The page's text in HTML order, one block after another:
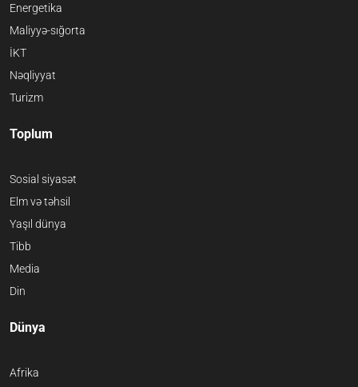
Energetika
Maliyyə-sığorta
İKT
Nəqliyyat
Turizm
Toplum
Sosial siyasət
Elm və təhsil
Yaşıl dünya
Tibb
Media
Din
Dünya
Afrika